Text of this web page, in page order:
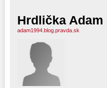
Hrdlička Adam
adam1994.blog.pravda.sk